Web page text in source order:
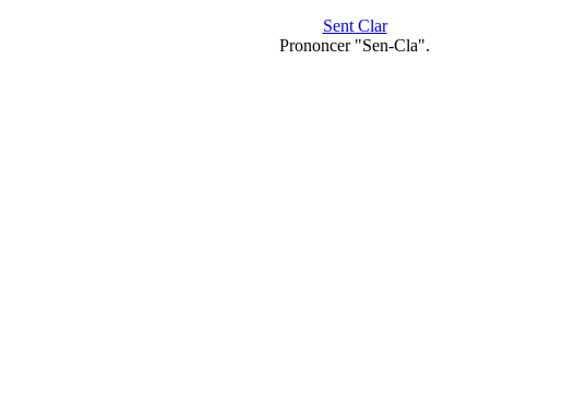
Sent Clar
Prononcer "Sen-Cla".